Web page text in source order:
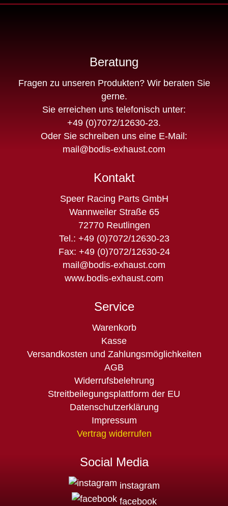
Beratung
Fragen zu unseren Produkten? Wir beraten Sie
gerne.
Sie erreichen uns telefonisch unter:
+49 (0)7072/12630-23.
Oder Sie schreiben uns eine E-Mail:
mail@bodis-exhaust.com
Kontakt
Speer Racing Parts GmbH
Wannweiler Straße 65
72770 Reutlingen
Tel.: +49 (0)7072/12630-23
Fax: +49 (0)7072/12630-24
mail@bodis-exhaust.com
www.bodis-exhaust.com
Service
Navigation
überspringen
Warenkorb
Kasse
Versandkosten und Zahlungsmöglichkeiten
AGB
Widerrufsbelehrung
Streitbeilegungsplattform der EU
Datenschutzerklärung
Impressum
Vertrag widerrufen
Social Media
instagram
facebook